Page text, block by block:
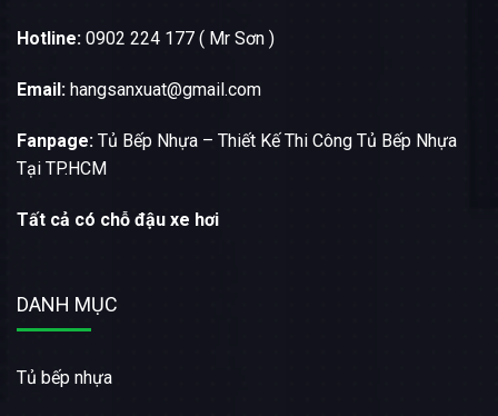
Hotline: 0902 224 177 ( Mr Sơn )
Email: hangsanxuat@gmail.com
Fanpage: Tủ Bếp Nhựa – Thiết Kế Thi Công Tủ Bếp Nhựa
Tại TP.HCM
Tất cả có chỗ đậu xe hơi
DANH MỤC
Tủ bếp nhựa